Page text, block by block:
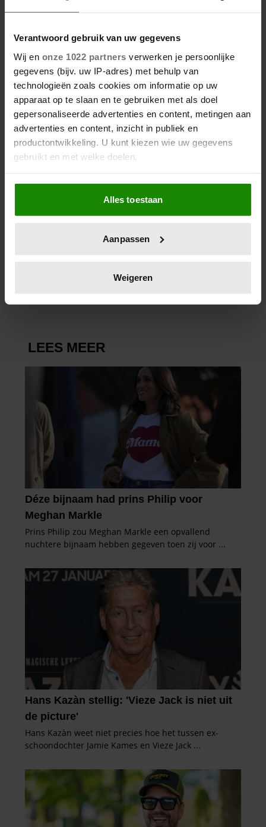
Verantwoord gebruik van uw gegevens
Wij en onze 1022 partners verwerken je persoonlijke
gegevens (bijv. uw IP-adres) met behulp van
technologieën zoals cookies om informatie op uw
apparaat op te slaan en te gebruiken met als doel
gepersonaliseerde advertenties en content, metingen aan
advertenties en content, inzicht in publiek en
productontwikkeling. U kunt kiezen wie uw gegevens
gebruikt en met welke doelen.
Als u het toestaat, willen we ook graag:
Informatie verzamelen over uw geografische
locatie, die tot een paar meter nauwkeurig kan zijn
scannen op specifieke eigenschappen (fingerprinting)
verwerkt en stel uw voorkeuren in het
intrekken in de Cookieverklaring.
personaliseren, om functies voor social media te bieden
informatie over uw gebruik van onze site met onze
partners voor social media, adverteren en analyse. Deze
partners kunnen deze gegevens combineren met andere
informatie die u aan ze heeft verstrekt of die ze hebben
verzameld op basis van uw gebruik van hun services. U
gaat akkoord met onze cookies als u onze website blijft
gebruiken.
Alles toestaan
Aanpassen
Weigeren
26/07/2026
COLUMN: AMALIA’S GROTE
LIEFDE